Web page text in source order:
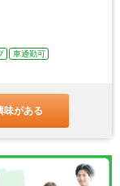
車通勤可
味がある